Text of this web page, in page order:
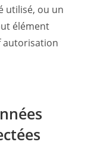
utilisé, ou un
élément
autorisation